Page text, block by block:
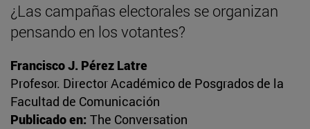
¿Las campañas electorales se organizan
pensando en los votantes?
Francisco J. Pérez Latre
Profesor. Director Académico de Posgrados de la
Facultad de Comunicación
Publicado en: The Conversation